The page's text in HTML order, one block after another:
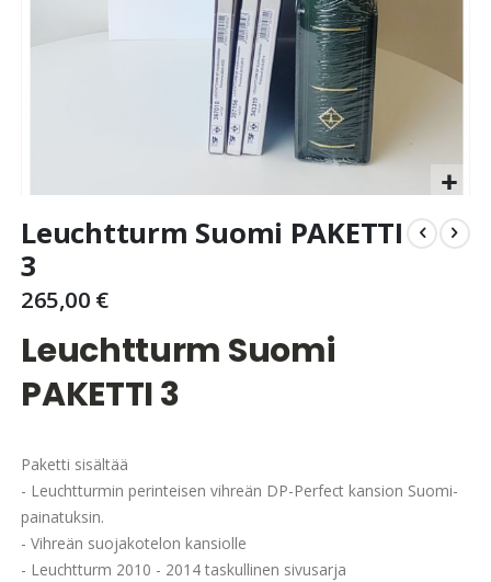
to
beginning
of
images
gallery
Leuchtturm Suomi PAKETTI
3
265,00 €
Leuchtturm Suomi
PAKETTI 3
Paketti sisältää
- Leuchtturmin perinteisen vihreän DP-Perfect kansion Suomi-
painatuksin.
- Vihreän suojakotelon kansiolle
- Leuchtturm 2010 - 2014 taskullinen sivusarja